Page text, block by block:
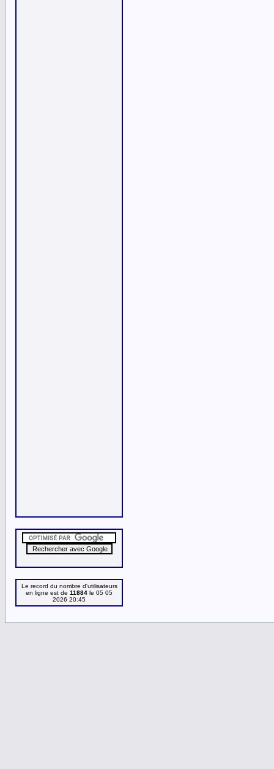
Le record du nombre d'utilisateurs
en ligne est de 11884 le 05 05
2026 20:45